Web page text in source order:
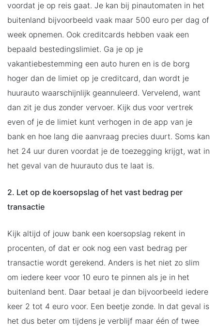
voordat je op reis gaat. Je kan bij pinautomaten in het
buitenland bijvoorbeeld vaak maar 500 euro per dag of
week opnemen. Ook creditcards hebben vaak een
bepaald bestedingslimiet. Ga je op je
vakantiebestemming een auto huren en is de borg
hoger dan de limiet op je creditcard, dan wordt je
huurauto waarschijnlijk geannuleerd. Vervelend, want
dan zit je dus zonder vervoer. Kijk dus voor vertrek
even of je de limiet kunt verhogen in de app van je
bank en hoe lang die aanvraag precies duurt. Soms kan
het 24 uur duren voordat je de toezegging krijgt, wat in
het geval van de huurauto dus te laat is.
2. Let op de koersopslag of het vast bedrag per
transactie
Kijk altijd of jouw bank een koersopslag rekent in
procenten, of dat er ook nog een vast bedrag per
transactie wordt gerekend. Anders is het niet zo slim
om iedere keer voor 10 euro te pinnen als je in het
buitenland bent. Daar betaal je dan bijvoorbeeld iedere
keer 2 tot 4 euro voor. Een beetje zonde. In dat geval is
het dus beter om tijdens je verblijf maar één of twee